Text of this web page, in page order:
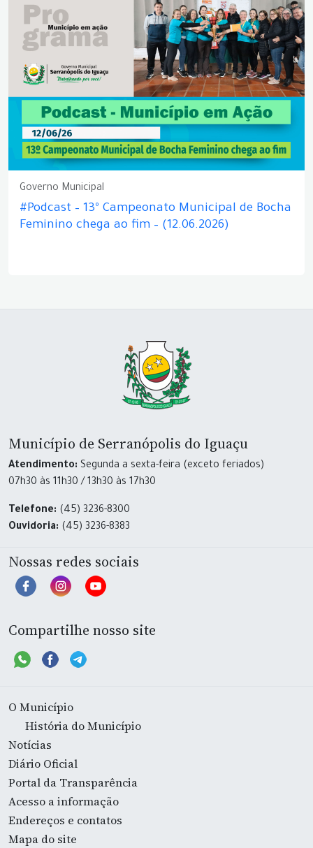
Governo Municipal
#Podcast – 13º Campeonato Municipal de Bocha
Feminino chega ao fim – (12.06.2026)
Município de Serranópolis do Iguaçu
Atendimento: Segunda a sexta-feira (exceto feriados)
07h30 às 11h30 / 13h30 às 17h30
Telefone: (45) 3236-8300
Ouvidoria: (45) 3236-8383
Nossas redes sociais
Compartilhe nosso site
O Município
História do Município
Notícias
Diário Oficial
Portal da Transparência
Acesso a informação
Endereços e contatos
Mapa do site